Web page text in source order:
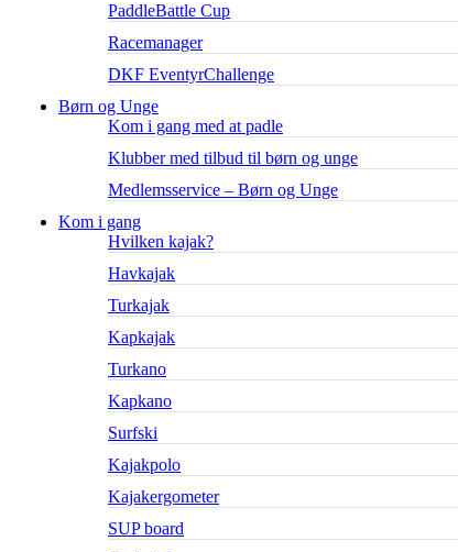
PaddleBattle Cup
Racemanager
DKF EventyrChallenge
Børn og Unge
Kom i gang med at padle
Klubber med tilbud til børn og unge
Medlemsservice – Børn og Unge
Kom i gang
Hvilken kajak?
Havkajak
Turkajak
Kapkajak
Turkano
Kapkano
Surfski
Kajakpolo
Kajakergometer
SUP board